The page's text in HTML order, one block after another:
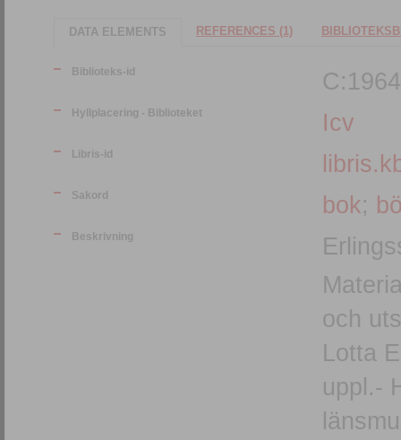
DATA ELEMENTS REFERENCES (1)
Biblioteks-id
Hyllplacering - Biblioteket Icv
Libris-id
Sakord bok;
Beskrivning
och
Lotta
uppl.- Halmstad :b Stiftelsen Hallands